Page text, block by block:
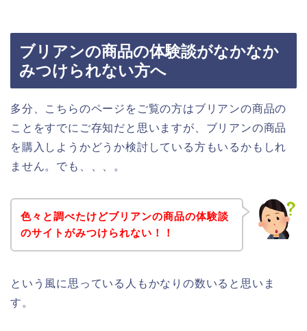
ブリアンの商品の体験談がなかなか
みつけられない方へ
多分、こちらのページをご覧の方はブリアンの商品の
ことをすでにご存知だと思いますが、ブリアンの商品
を購入しようかどうか検討している方もいるかもしれ
ません。でも、、、。
色々と調べたけどブリアンの商品の体験談
のサイトがみつけられない！！
という風に思っている人もかなりの数いると思いま
す。